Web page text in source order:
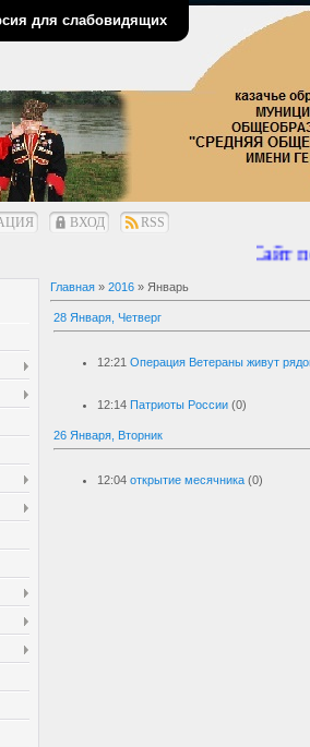
для слабовидящих
ВХОД RSS
Сайт
Главная » 2016 » Январь
28 Января, Четверг
12:21 Операция Ветераны живут
12:14 Патриоты России (0)
26 Января, Вторник
12:04 открытие месячника (0)